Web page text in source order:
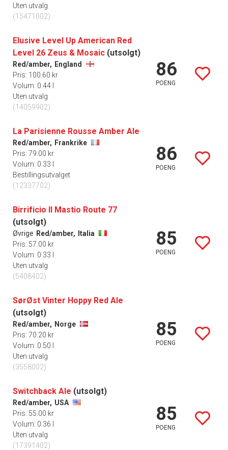
Uten utvalg
(15471002)
Elusive Level Up American Red
Level 26 Zeus & Mosaic (utsolgt)
Red/amber, England
Pris: 100.60 kr
Volum: 0.44 l
Uten utvalg
(14059902)
86
POENG
La Parisienne Rousse Amber Ale
Red/amber, Frankrike
Pris: 79.00 kr
Volum: 0.33 l
Bestillingsutvalget
(12337702)
86
POENG
Birrificio Il Mastio Route 77
(utsolgt)
Øvrige Red/amber,
Italia
Pris: 57.00 kr
Volum: 0.33 l
Uten utvalg
(5408402)
85
POENG
SørØst Vinter Hoppy Red Ale
(utsolgt)
Red/amber, Norge
Pris: 70.20 kr
Volum: 0.50 l
Uten utvalg
(3558002)
85
POENG
Switchback Ale (utsolgt)
Red/amber, USA
Pris: 55.00 kr
Volum: 0.36 l
Uten utvalg
(17391402)
85
POENG